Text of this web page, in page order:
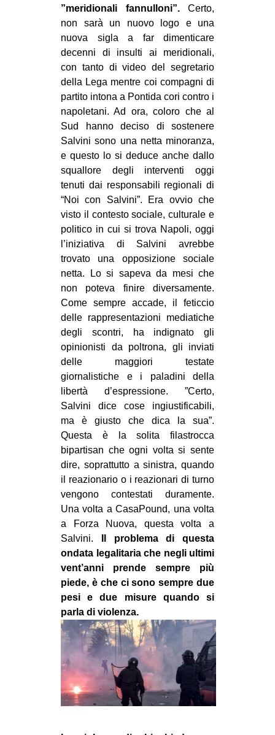
MUSICA
RECENSIONI
INTERNAZIONALE
AFRICA
AMERICHE
ESTREMO ORIENTE
EUROPA
MEDIO ORIENTE
MONDO
EVENTI
in
Fb
tw
bsky
SEARCH
”meridionali fannulloni”.Certo,
non sarà un nuovo logo e una
nuova sigla a far dimenticare
decenni di insulti ai meridionali,
con tanto di video del segretario
della Lega mentre coi compagni di
partito intona a Pontida cori contro i
napoletani. Ad ora, coloro che al
Sud hanno deciso di sostenere
Salvini sono una netta minoranza,
e questo lo si deduce anche dallo
squallore degli interventi oggi
tenuti dai responsabili regionali di
“Noi con Salvini”. Era ovvio che
visto il contesto sociale, culturale e
politico in cui si trova Napoli, oggi
l’iniziativa di Salvini avrebbe
trovato una opposizione sociale
netta. Lo si sapeva da mesi che
non poteva finire diversamente.
Come sempre accade, il feticcio
delle rappresentazioni mediatiche
degli scontri, ha indignato gli
opinionisti da poltrona, gli inviati
delle maggiori testate
giornalistiche e i paladini della
libertà d’espressione. ”Certo,
Salvini dice cose ingiustificabili,
ma è giusto che dica la sua”.
Questa è la solita filastrocca
bipartisan che ogni volta si sente
dire, soprattutto a sinistra, quando
il reazionario o i reazionari di turno
vengono contestati duramente.
Una volta a CasaPound, una volta
a Forza Nuova, questa volta a
Salvini.
Il problema di questa
ondata legalitaria che negli ultimi
vent’anni prende sempre più
piede, è che ci sono sempre due
pesi e due misure quando si
parla di violenza.